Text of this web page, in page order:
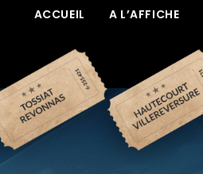
ACCUEIL A L’AFFICHE